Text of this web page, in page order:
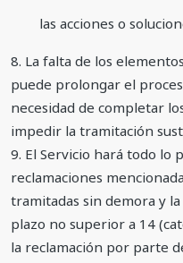
las acciones o
8. La falta de los
puede prolongar el
necesidad de completar
impedir la tramitación
9. El Servicio hará todo lo
reclamaciones
tramitadas sin demora y
plazo no superior a 14
la reclamación por parte